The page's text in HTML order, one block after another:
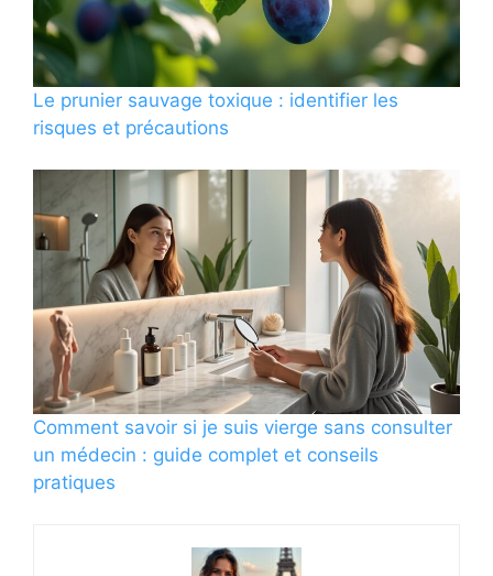
Le prunier sauvage toxique : identifier les
risques et précautions
Comment savoir si je suis vierge sans consulter
un médecin : guide complet et conseils
pratiques